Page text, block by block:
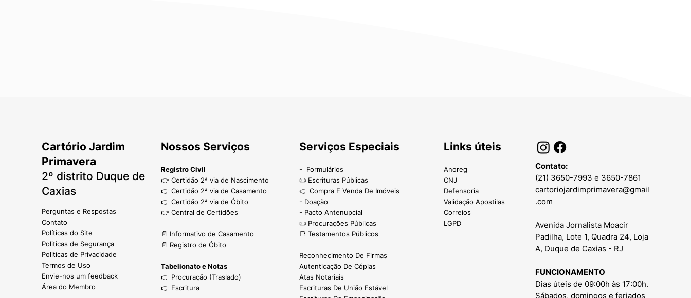
Cartório Jardim
Primavera
2º distrito Duque de
Caxias
Perguntas e Respostas
Contato
Políticas do Site
Politicas de Segurança
Politicas de Privacidade
Termos de Uso
Envie-nos um feedback
Área do Membro
Nossos Serviços
Registro Civil
👉 Certidão 2ª via de Nascimento
👉 Certidão 2ª via de Casamento
👉 Certidão 2ª via de Óbito
👉 Central de Certidões
📄 Informativo de Casamento
📄 Registro de Óbito
Tabelionato e Notas
👉 Procuração (Traslado)
👉 Escritura
Serviços Especiais
- Formulários
📜 Escrituras Públicas
👉 Compra E Venda De Imóveis
- Doação
- Pacto Antenupcial
📜 Procurações Públicas
📑 Testamentos Públicos
Reconhecimento De Firmas
Autenticação De Cópias
Atas Notariais
Escrituras De União Estável
Links úteis
Anoreg
CNJ
Defensoria
Validação Apostilas
Correios
LGPD
Contato:
(21) 3650-7993 e 3650-7861
cartoriojardimprimavera@gmail
.com
Avenida Jornalista Moacir
Padilha, Lote 1, Quadra 24, Loja
A, Duque de Caxias - RJ
FUNCIONAMENTO
Dias úteis de 09:00h às 17:00h.
Sábados, domingos e feriados